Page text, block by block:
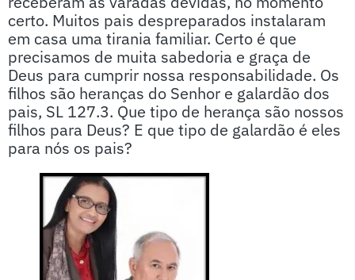
certo. Muitos pais despreparados instalaram
em casa uma tirania familiar. Certo é que
precisamos de muita sabedoria e graça de
Deus para cumprir nossa responsabilidade. Os
filhos são heranças do Senhor e galardão dos
pais, SL 127.3. Que tipo de herança são nossos
filhos para Deus? E que tipo de galardão é eles
para nós os pais?